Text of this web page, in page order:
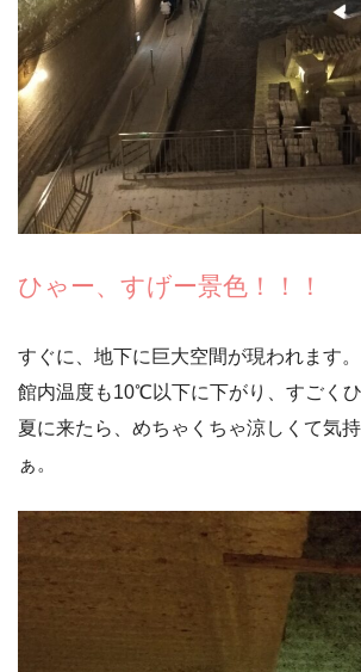
ひゃー、すげー景色！！！
すぐに、地下に巨大空間が現われます。
館内温度も10℃以下に下がり、すごく
夏に来たら、めちゃくちゃ涼しくて気
ぁ。